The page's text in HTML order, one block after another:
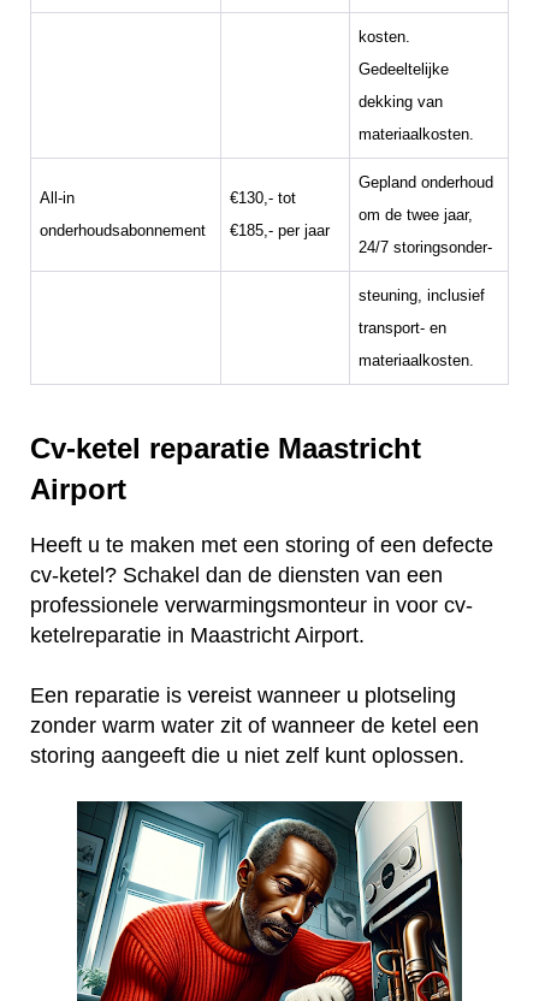
kosten.
Gedeeltelijke
dekking van
materiaalkosten.
All-in
onderhoudsabonnement
€130,- tot
€185,- per jaar
Gepland onderhoud
om de twee jaar,
24/7 storingsonder-
steuning, inclusief
transport- en
materiaalkosten.
Cv-ketel reparatie Maastricht
Airport
Heeft u te maken met een storing of een defecte
cv-ketel? Schakel dan de diensten van een
professionele verwarmingsmonteur in voor cv-
ketelreparatie in Maastricht Airport.
Een reparatie is vereist wanneer u plotseling
zonder warm water zit of wanneer de ketel een
storing aangeeft die u niet zelf kunt oplossen.